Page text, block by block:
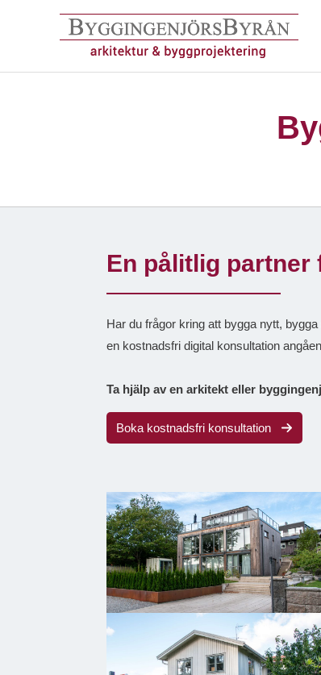
En pålitlig
Har du frågor kring att bygga nytt,
en kostnadsfri digital konsultation
Ta hjälp av en arkitekt eller
Boka kostnadsfri konsultation